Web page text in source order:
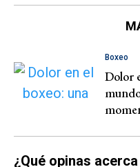
Boxeo
Dolor
¿Qué opinas